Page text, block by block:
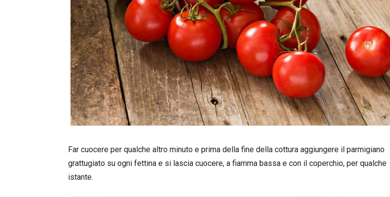
Far cuocere per qualche altro minuto e prima della fine della cottura aggiungere il parmigiano
grattugiato su ogni fettina e si lascia cuocere, a fiamma bassa e con il coperchio, per qualche
istante.